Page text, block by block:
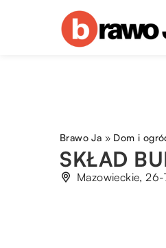
Brawo Ja » Dom i
SKŁAD
Mazowieckie,